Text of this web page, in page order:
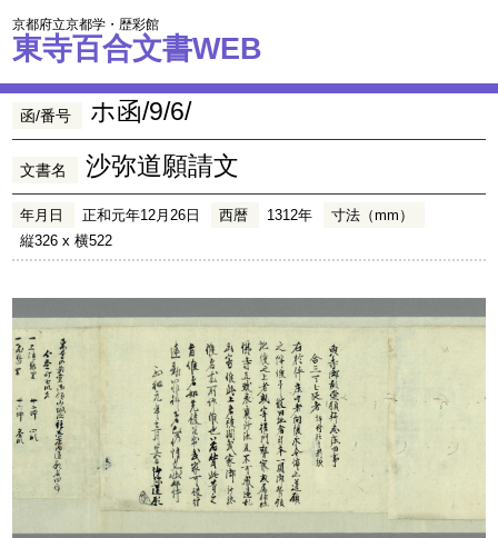
京都府立京都学・歴彩館
東寺百合文書WEB
函/番号 ホ函/9/6/
文書名 沙弥道願請文
年月日 正和元年12月26日 西暦 1312年
寸法（mm）
縦326 x 横522